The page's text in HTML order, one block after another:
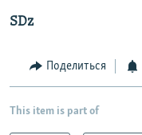
SDz
Поделиться
This item is part of